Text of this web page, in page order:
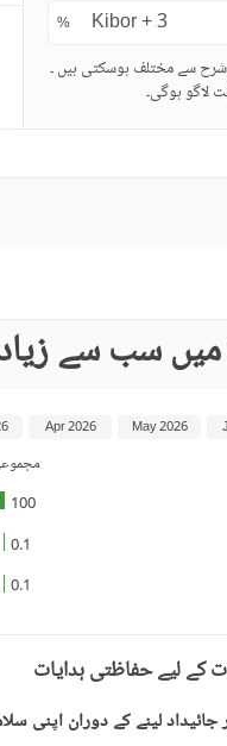
%
شرح سے مختلف ہوسکتی ہیں ۔
لاگو ہوگی۔
سب سے
100
0.1
0.1
May 2026
Apr 2026
کے لیے حفاظتی ہدایات
لینے کے دوران اپنی